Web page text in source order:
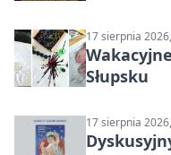
17 sierpnia
Słupsku
17 sierpnia